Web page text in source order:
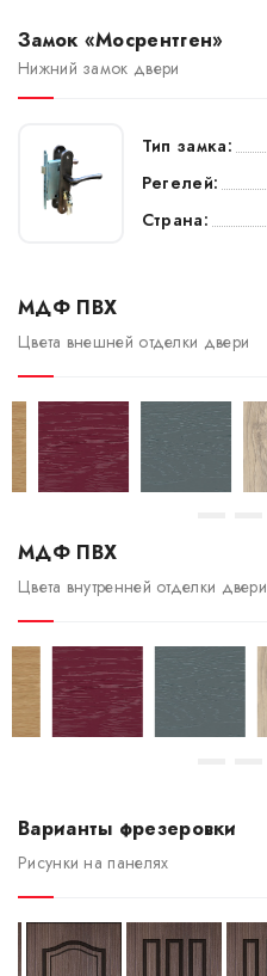
Замок «Мосрентген»
Нижний замок двери
Тип замка:
Регелей:
Страна:
МДФ ПВХ
Цвета внешней отделки двери
МДФ ПВХ
Цвета внутренней отделки двери
Варианты фрезеровки
Рисунки на панелях